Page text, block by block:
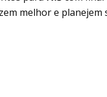
melhor e planejem